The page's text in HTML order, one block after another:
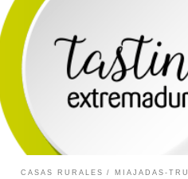
Licencia: TR-CC-00345
Tipo: Casa rural
Comarca
MIAJADAS-TRUJILLO
Localidad:
Dirección: Plaza de Guadalupe,24
Página web: Web ✉Correo
por correo electrónico
Teléfono:
636727341
CASAS RURALES MIAJADAS-